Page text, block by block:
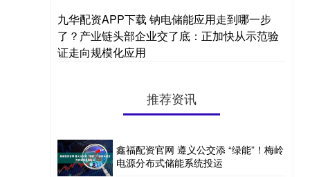
九华配资APP下载 钠电储能应用走到哪一步
了？产业链头部企业交了底：正加快从示范验
证走向规模化应用
推荐资讯
鑫福配资官网 遵义公交添 “绿能”！梅岭
电源分布式储能系统投运